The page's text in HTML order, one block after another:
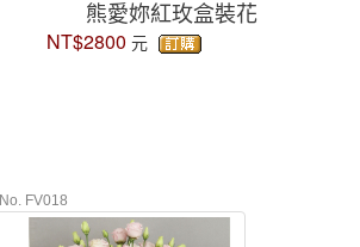
熊愛妳紅玫盒裝花
NT$2800 元
No. FV018